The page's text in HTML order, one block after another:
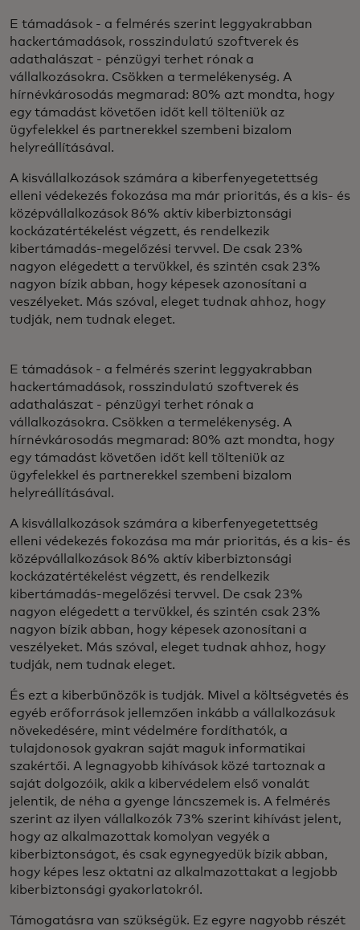
E támadások - a felmérés szerint leggyakrabban
hackertámadások, rosszindulatú szoftverek és
adathalászat - pénzügyi terhet rónak a
vállalkozásokra. Csökken a termelékenység. A
hírnévkárosodás megmarad: 80% azt mondta, hogy
egy támadást követően időt kell tölteniük az
ügyfelekkel és partnerekkel szembeni bizalom
helyreállításával.
A kisvállalkozások számára a kiberfenyegetettség
elleni védekezés fokozása ma már prioritás, és a kis- és
középvállalkozások 86% aktív kiberbiztonsági
kockázatértékelést végzett, és rendelkezik
kibertámadás-megelőzési tervvel. De csak 23%
nagyon elégedett a tervükkel, és szintén csak 23%
nagyon bízik abban, hogy képesek azonosítani a
veszélyeket. Más szóval, eleget tudnak ahhoz, hogy
tudják, nem tudnak eleget.
E támadások - a felmérés szerint leggyakrabban
hackertámadások, rosszindulatú szoftverek és
adathalászat - pénzügyi terhet rónak a
vállalkozásokra. Csökken a termelékenység. A
hírnévkárosodás megmarad: 80% azt mondta, hogy
egy támadást követően időt kell tölteniük az
ügyfelekkel és partnerekkel szembeni bizalom
helyreállításával.
A kisvállalkozások számára a kiberfenyegetettség
elleni védekezés fokozása ma már prioritás, és a kis- és
középvállalkozások 86% aktív kiberbiztonsági
kockázatértékelést végzett, és rendelkezik
kibertámadás-megelőzési tervvel. De csak 23%
nagyon elégedett a tervükkel, és szintén csak 23%
nagyon bízik abban, hogy képesek azonosítani a
veszélyeket. Más szóval, eleget tudnak ahhoz, hogy
tudják, nem tudnak eleget.
És ezt a kiberbűnözők is tudják. Mivel a költségvetés és
egyéb erőforrások jellemzően inkább a vállalkozásuk
növekedésére, mint védelmére fordíthatók, a
tulajdonosok gyakran saját maguk informatikai
szakértői. A legnagyobb kihívások közé tartoznak a
saját dolgozóik, akik a kibervédelem első vonalát
jelentik, de néha a gyenge láncszemek is. A felmérés
szerint az ilyen vállalkozók 73% szerint kihívást jelent,
hogy az alkalmazottak komolyan vegyék a
kiberbiztonságot, és csak egynegyedük bízik abban,
hogy képes lesz oktatni az alkalmazottakat a legjobb
kiberbiztonsági gyakorlatokról.
Támogatásra van szükségük. Ez egyre nagyobb részét